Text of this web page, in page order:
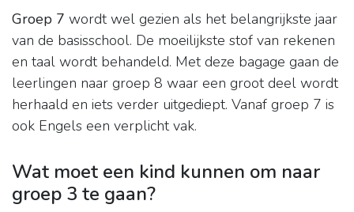
Groep 7 wordt wel gezien als het belangrijkste jaar
van de basisschool. De moeilijkste stof van rekenen
en taal wordt behandeld. Met deze bagage gaan de
leerlingen naar groep 8 waar een groot deel wordt
herhaald en iets verder uitgediept. Vanaf groep 7 is
ook Engels een verplicht vak.
Wat moet een kind kunnen om naar
groep 3 te gaan?